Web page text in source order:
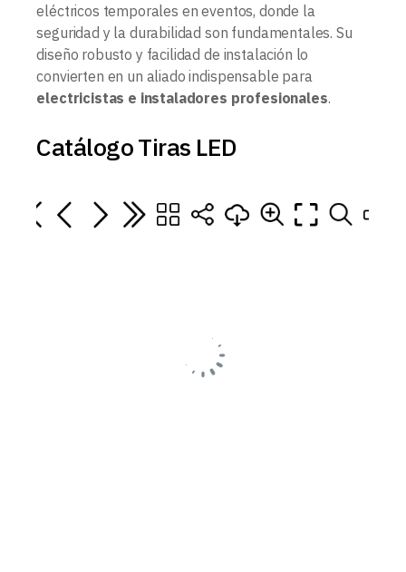
eléctricos temporales en eventos, donde la
seguridad y la durabilidad son fundamentales. Su
diseño robusto y facilidad de instalación lo
convierten en un aliado indispensable para
electricistas e instaladores profesionales.
Catálogo Tiras LED